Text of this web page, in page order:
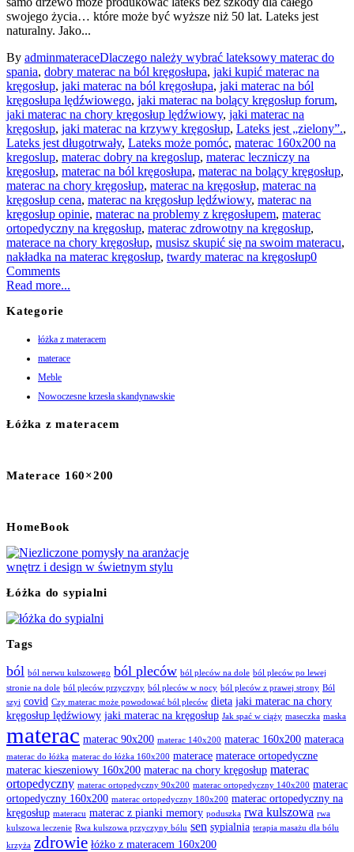
swojego życia… które może być wyższe niż 50 lat. Lateks jest
naturalny. Jako...
By adminmateraceDlaczego należy wybrać lateksowy materac do
spania, dobry materac na ból kręgosłupa, jaki kupić materac na
kręgosłup, jaki materac na ból kręgosłupa, jaki materac na ból
kręgosłupa lędźwiowego, jaki materac na bolący kręgosłup forum,
jaki materac na chory kręgosłup lędźwiowy, jaki materac na
kręgosłup, jaki materac na krzywy kręgosłup, Lateks jest „zielony”.,
Lateks jest długotrwały, Lateks może pomóc, materac 160x200 na
kregoslup, materac dobry na kregoslup, materac leczniczy na
kręgosłup, materac na ból kręgosłupa, materac na bolący kręgosłup,
materac na chory kręgosłup, materac na kręgosłup, materac na
kręgosłup cena, materac na kręgosłup lędźwiowy, materac na
kręgosłup opinie, materac na problemy z kręgosłupem, materac
ortopedyczny na kręgosłup, materac zdrowotny na kręgosłup,
materace na chory kręgosłup, musisz skupić się na swoim materacu,
nakładka na materac kręgosłup, twardy materac na kręgosłup0
Comments
Read more...
Kategorie
łóżka z materacem
materace
Meble
Nowoczesne krzesła skandynawskie
Łóżka z materacem
Materace 160×200
HomeBook
Łóżka do sypialni
Tags
ból ból nerwu kulszowego ból pleców ból pleców na dole ból pleców po lewej
stronie na dole ból pleców przyczyny ból pleców w nocy ból pleców z prawej strony Ból
szyi covid Czy materac może powodować ból pleców dieta jaki materac na chory
kręgosłup lędźwiowy jaki materac na kręgosłup Jak spać w ciąży maseczka maska
materac materac 90x200 materac 140x200 materac 160x200 materaca
materac do łóżka materac do łóżka 160x200 materace materace ortopedyczne
materac kieszeniowy 160x200 materac na chory kręgosłup materac
ortopedyczny materac ortopedyczny 90x200 materac ortopedyczny 140x200 materac
ortopedyczny 160x200 materac ortopedyczny 180x200 materac ortopedyczny na
kręgosłup materacu materac z pianki memory poduszka rwa kulszowa rwa
kulszowa leczenie Rwa kulszowa przyczyny bólu sen sypialnia terapia masażu dla bólu
krzyża zdrowie łóżko z materacem 160x200